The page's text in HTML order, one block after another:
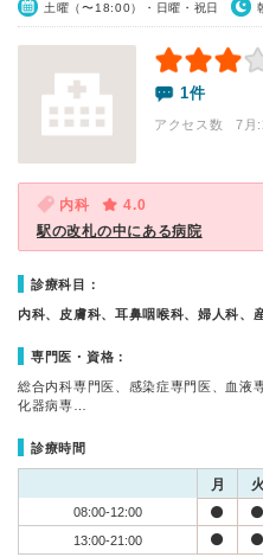
土曜（〜18:00）・日曜・祝日
1件
アクセス数 7月:
内科
4.0
駅の改札の中にある病院
診療科目：
内科、皮膚科、耳鼻咽喉科、婦人科、
専門医・資格：
総合内科専門医、感染症専門医、血液
化器病専…
診療時間
月 火
08:00-12:00
13:00-21:00